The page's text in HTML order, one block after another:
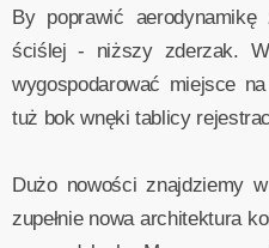
By poprawić
ściślej - niższy zderzak.
wygospodarować miejsce
tuż bok wnęki tablicy
Dużo nowości znajdziemy
zupełnie nowa architektura